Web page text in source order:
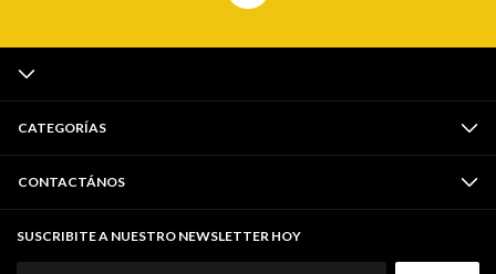
CATEGORÍAS
CONTACTÁNOS
SUSCRIBITE A NUESTRO NEWSLETTER HOY